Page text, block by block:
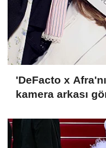
'DeFacto x
kamera arkası